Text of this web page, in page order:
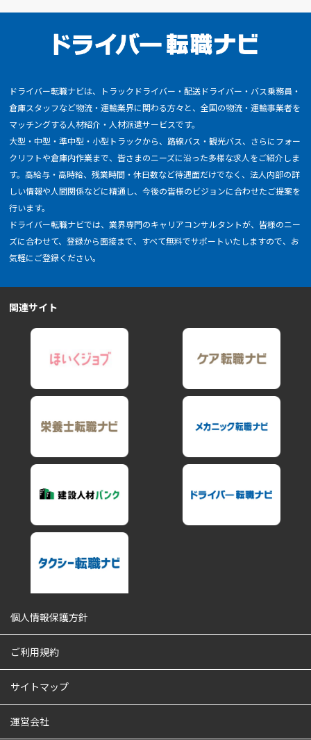
ドライバー転職ナビは、トラックドライバー・配送ドライバー・バス乗務員・
倉庫スタッフなど物流・運輸業界に関わる方々と、全国の物流・運輸事業者を
マッチングする人材紹介・人材派遣サービスです。
大型・中型・準中型・小型トラックから、路線バス・観光バス、さらにフォー
クリフトや倉庫内作業まで、皆さまのニーズに沿った多様な求人をご紹介しま
す。高給与・高時給、残業時間・休日数など待遇面だけでなく、法人内部の詳
しい情報や人間関係などに精通し、今後の皆様のビジョンに合わせたご提案を
行います。
ドライバー転職ナビでは、業界専門のキャリアコンサルタントが、皆様のニー
ズに合わせて、登録から面接まで、すべて無料でサポートいたしますので、お
気軽にご登録ください。
関連サイト
個人情報保護方針
ご利用規約
サイトマップ
運営会社